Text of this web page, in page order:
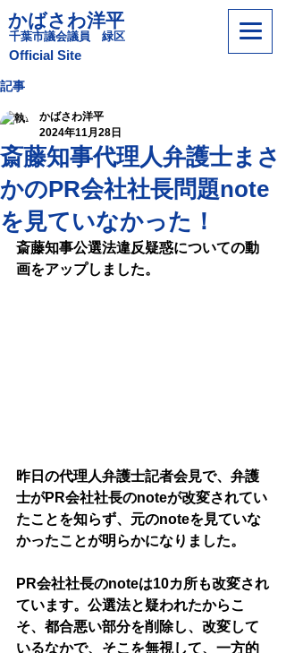
かばさわ洋平
​千葉市議会議員 緑区
​Official Site
記事
斎藤知事代理人弁護士まさ
かのPR会社社長問題note
を見ていなかった！
かばさわ洋平
2024年11月28日
斎藤知事公選法違反疑惑についての動
画をアップしました。
昨日の代理人弁護士記者会見で、弁護
士がPR会社社長のnoteが改変されてい
たことを知らず、元のnoteを見ていな
かったことが明らかになりました。
PR会社社長のnoteは10カ所も改変され
ています。公選法と疑われたからこ
そ、都合悪い部分を削除し、改変して
いるなかで、そこを無視して、一方的